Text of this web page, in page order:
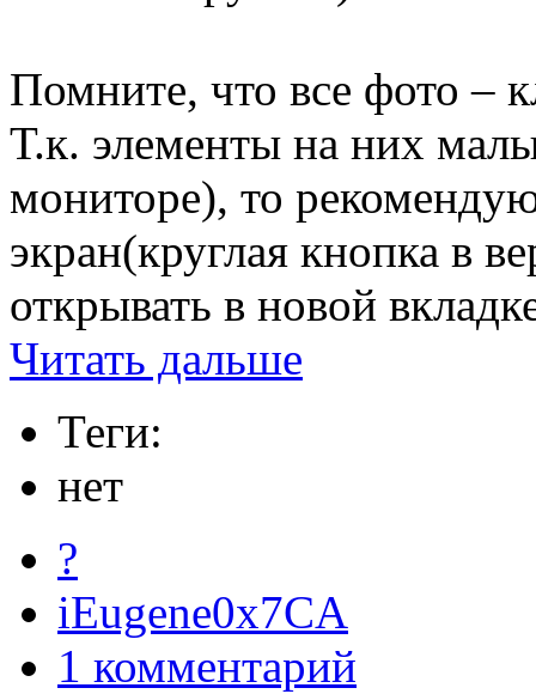
Помните, что все фото –
Т.к. элементы на них
мониторе), то
экран(круглая кнопка в
открывать в новой
Читать дальше
Теги:
нет
?
iEugene0x7CA
1 комментарий